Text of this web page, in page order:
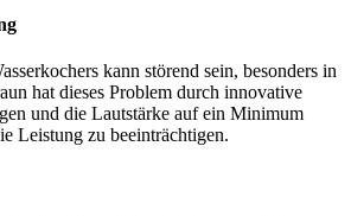
kann störend sein, besonders in
hat dieses Problem durch innovative
und die Lautstärke auf ein Minimum
Leistung zu beeinträchtigen.